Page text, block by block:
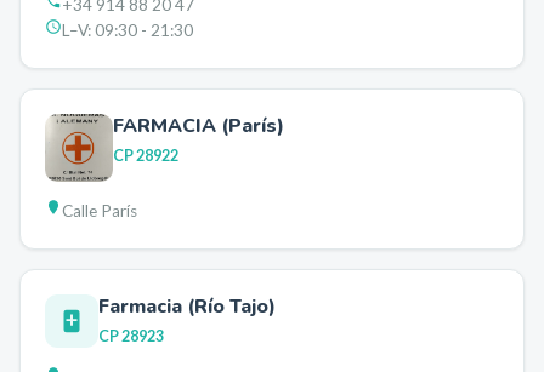
+34 914 88 20 47
L–V:09:30 - 21:30
FARMACIA (París)
CP28922
Calle París
Farmacia (Río Tajo)
CP28923